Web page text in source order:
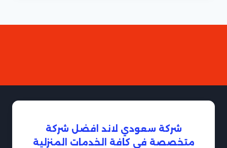
شركة سعودي لاند افضل شركة
متخصصة فى كافة الخدمات المنزلية